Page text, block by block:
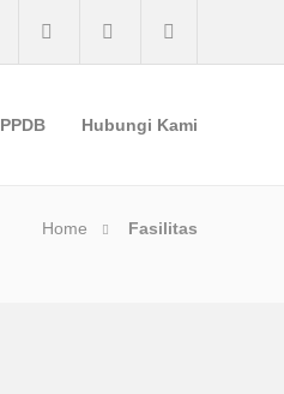
PPDB Hubungi Kami
Home Fasilitas